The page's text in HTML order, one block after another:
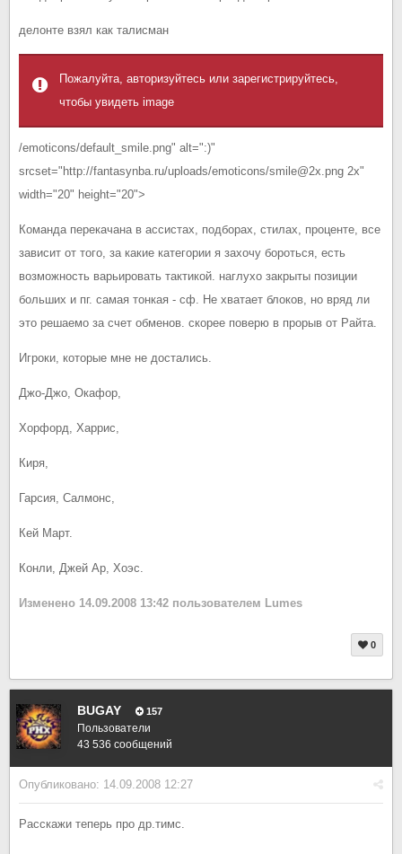
делонте взял как талисман
Пожалуйта, авторизуйтесь или зарегистрируйтесь,
чтобы увидеть image
/emoticons/default_smile.png" alt=":)"
srcset="http://fantasynba.ru/uploads/emoticons/smile@2x.png 2x"
width="20" height="20">
Команда перекачана в ассистах, подборах, стилах, проценте, все
зависит от того, за какие категории я захочу бороться, есть
возможность варьировать тактикой. наглухо закрыты позиции
больших и пг. самая тонкая - сф. Не хватает блоков, но вряд ли
это решаемо за счет обменов. скорее поверю в прорыв от Райта.
Игроки, которые мне не достались.
Джо-Джо, Окафор,
Хорфорд, Харрис,
Киря,
Гарсия, Салмонс,
Кей Март.
Конли, Джей Ар, Хоэс.
Изменено 14.09.2008 13:42 пользователем Lumes
0
BUGAY 157
Пользователи
43 536 сообщений
Опубликовано: 14.09.2008 12:27
Расскажи теперь про др.тимс.